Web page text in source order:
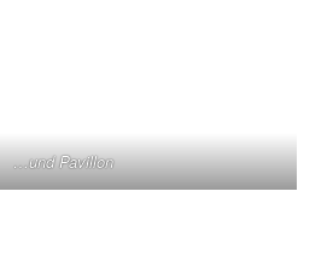
…und Pavillon